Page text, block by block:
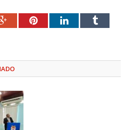
Google+PinterestLinkedInTumblr